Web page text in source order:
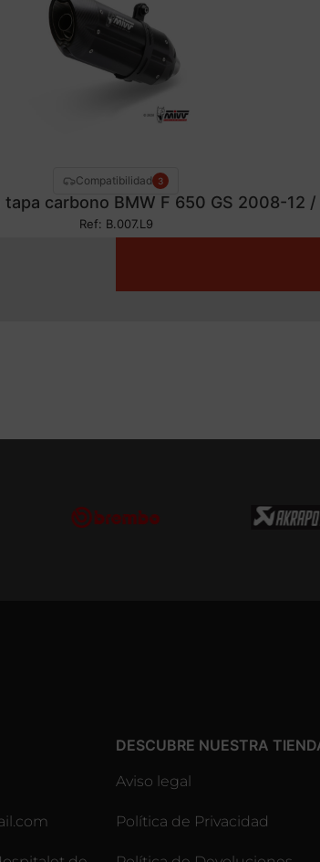
Compatibilidad 3
carbono BMW F 650 GS 2008-12
Ref: B.007.L9
DESCUBRE NUESTRA
Aviso legal
Política de Privacidad